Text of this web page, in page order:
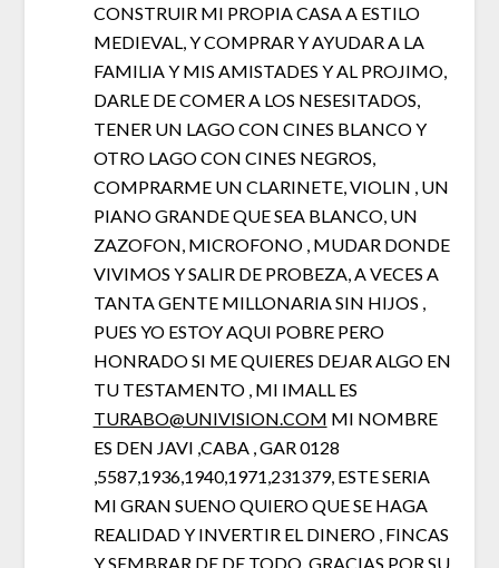
CONSTRUIR MI PROPIA CASA A ESTILO
MEDIEVAL, Y COMPRAR Y AYUDAR A LA
FAMILIA Y MIS AMISTADES Y AL PROJIMO,
DARLE DE COMER A LOS NESESITADOS,
TENER UN LAGO CON CINES BLANCO Y
OTRO LAGO CON CINES NEGROS,
COMPRARME UN CLARINETE, VIOLIN , UN
PIANO GRANDE QUE SEA BLANCO, UN
ZAZOFON, MICROFONO , MUDAR DONDE
VIVIMOS Y SALIR DE PROBEZA, A VECES A
TANTA GENTE MILLONARIA SIN HIJOS ,
PUES YO ESTOY AQUI POBRE PERO
HONRADO SI ME QUIERES DEJAR ALGO EN
TU TESTAMENTO , MI IMALL ES
TURABO@UNIVISION.COM MI NOMBRE
ES DEN JAVI ,CABA , GAR 0128
,5587,1936,1940,1971,231379, ESTE SERIA
MI GRAN SUENO QUIERO QUE SE HAGA
REALIDAD Y INVERTIR EL DINERO , FINCAS
Y SEMBRAR DE DE TODO, GRACIAS POR SU